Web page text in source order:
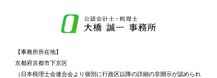
【事務所所在地】
京都府京都市下京区
（日本税理士会連合会より個別に行政区以降の詳細の非開示が認められ